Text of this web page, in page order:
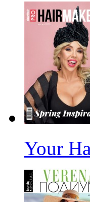
Your